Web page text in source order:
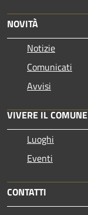
NOVITÀ
Notizie
Comunicati
Avvisi
VIVERE IL COMUNE
Luoghi
Eventi
CONTATTI